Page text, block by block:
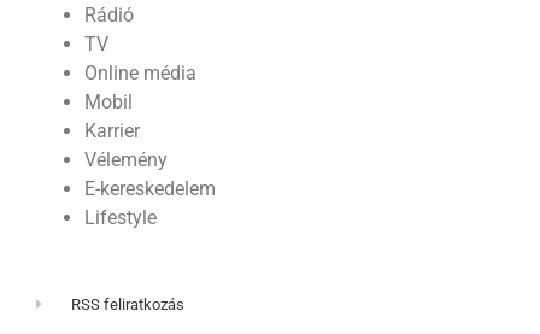
Rádió
TV
Online média
Mobil
Karrier
Vélemény
E-kereskedelem
Lifestyle
RSS feliratkozás